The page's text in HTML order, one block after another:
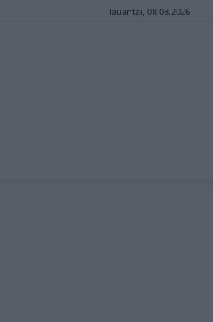
lauantai, 08.08.2026